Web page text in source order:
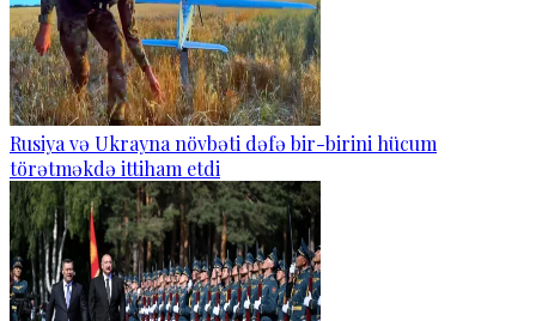
Rusiya və Ukrayna növbəti dəfə bir-birini hücum
törətməkdə ittiham etdi